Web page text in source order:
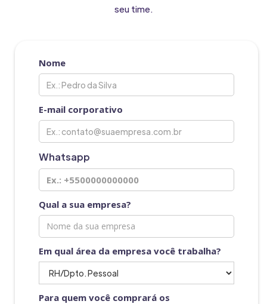
seu time.
Nome
E-mail corporativo
Whatsapp
Qual a sua empresa?
Em qual área da empresa você trabalha?
Para quem você comprará os